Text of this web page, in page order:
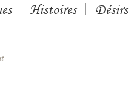
Histoires Désirs